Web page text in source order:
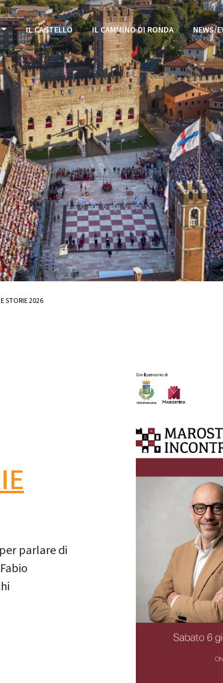
IL CASTELLO IL CAMMINO DI RONDA NEWS/
STORIE 2026
parlare di